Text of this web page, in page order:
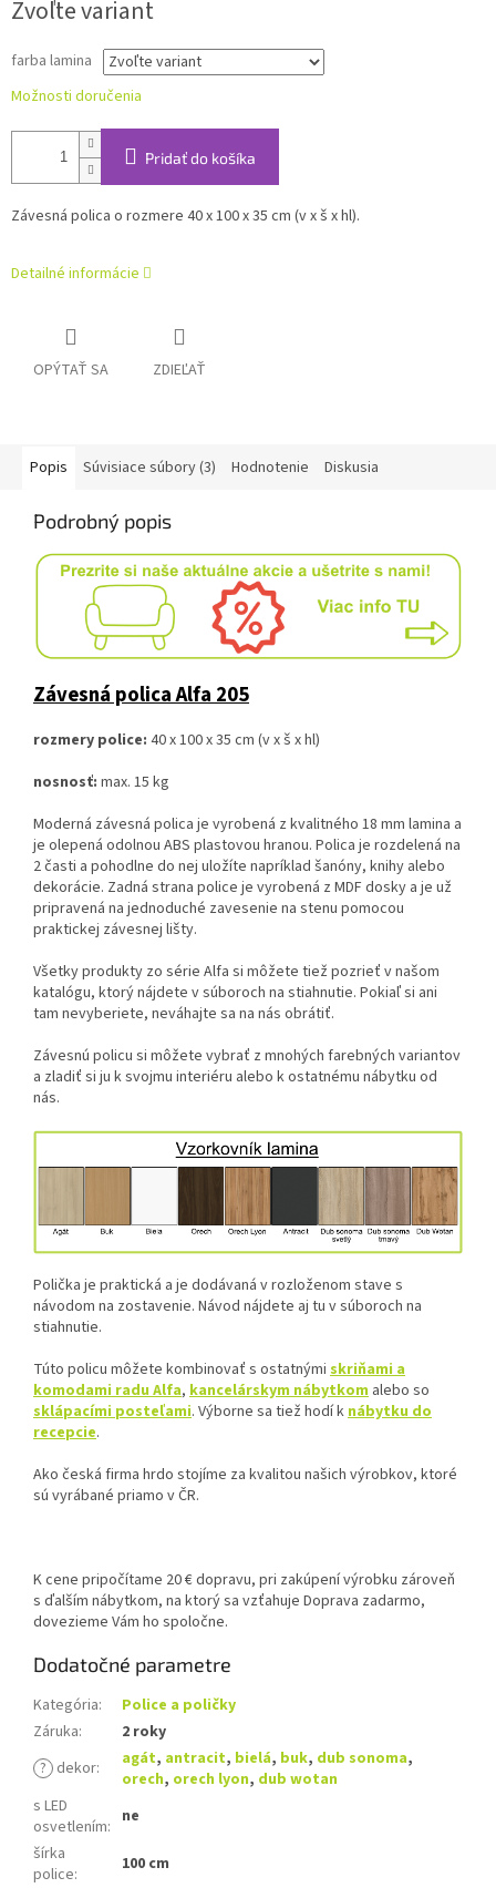
cena:
Zvoľte variant
farba lamina
Možnosti doručenia
Pridať do košíka
Závesná polica o rozmere 40 x 100 x 35 cm (v x š x hl).
Detailné informácie
OPÝTAŤ SA ZDIEĽAŤ
Popis Súvisiace súbory (3) Hodnotenie Diskusia
Podrobný popis
Závesná polica Alfa 205
rozmery police: 40 x 100 x 35 cm (v x š x hl)
nosnosť: max. 15 kg
Moderná závesná polica je vyrobená z kvalitného 18 mm lamina a
je olepená odolnou ABS plastovou hranou. Polica je rozdelená na
2 časti a pohodlne do nej uložíte napríklad šanóny, knihy alebo
dekorácie. Zadná strana police je vyrobená z MDF dosky a je už
pripravená na jednoduché zavesenie na stenu pomocou
praktickej závesnej lišty.
Všetky produkty zo série Alfa si môžete tiež pozrieť v našom
katalógu, ktorý nájdete v súboroch na stiahnutie. Pokiaľ si ani
tam nevyberiete, neváhajte sa na nás obrátiť.
Závesnú policu si môžete vybrať z mnohých farebných variantov
a zladiť si ju k svojmu interiéru alebo k ostatnému nábytku od
nás.
Polička je praktická a je dodávaná v rozloženom stave s
návodom na zostavenie. Návod nájdete aj tu v súboroch na
stiahnutie.
Túto policu môžete kombinovať s ostatnými skriňami a
komodami radu Alfa, kancelárskym nábytkom alebo so
sklápacími posteľami. Výborne sa tiež hodí k nábytku do
recepcie.
Ako česká firma hrdo stojíme za kvalitou našich výrobkov, ktoré
sú vyrábané priamo v ČR.
K cene pripočítame 20 € dopravu, pri zakúpení výrobku zároveň
s ďalším nábytkom, na ktorý sa vzťahuje Doprava zadarmo,
dovezieme Vám ho spoločne.
Dodatočné parametre
Kategória:
Police a poličky
Záruka:
2 roky
? dekor: agát, antracit, bielá, buk, dub sonoma,
orech, orech lyon, dub wotan
s LED
osvetlením: ne
šírka
police:
100 cm